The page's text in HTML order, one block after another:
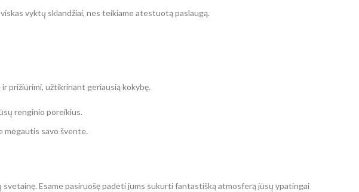
vyktų sklandžiai, nes teikiame atestuotą paslaugą.
prižiūrimi, užtikrinant geriausią kokybę.
renginio poreikius.
mėgautis savo švente.
Esame pasiruošę padėti jums sukurti fantastišką atmosferą jūsų ypatingai